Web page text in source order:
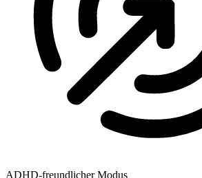
ADHD-freundlicher Modus